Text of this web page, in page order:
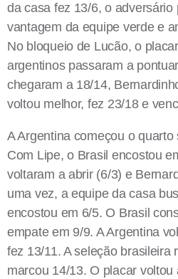
da casa fez 13/6, o adversário
vantagem da equipe verde e
No bloqueio de Lucão, o
argentinos passaram a
chegaram a 18/14,
voltou melhor, fez 23/18 e
A Argentina começou o
Com Lipe, o Brasil encostou
voltaram a abrir (6/3) e
uma vez, a equipe da casa
encostou em 6/5. O Brasil
empate em 9/9. A Argentina
fez 13/11. A seleção brasileira
marcou 14/13. O placar